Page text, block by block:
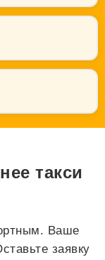
такси
Ваше
заявку